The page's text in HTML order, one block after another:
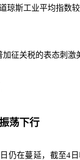
琼斯工业平均指数
征关税的表态刺激
荡下行
仍在蔓延，截至4